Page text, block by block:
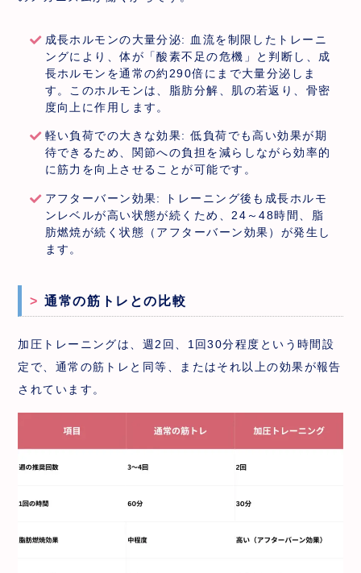
成長ホルモンの大量分泌: 血流を制限したトレーニ
ングにより、体が「酸素不足の危機」と判断し、成
長ホルモンを通常の約290倍にまで大量分泌しま
す。このホルモンは、脂肪分解、肌の若返り、骨密
度向上に作用します。
軽い負荷での大きな効果: 低負荷でも高い効果が期
待できるため、関節への負担を減らしながら効率的
に筋力を向上させることが可能です。
アフターバーン効果: トレーニング後も成長ホルモ
ンレベルが高い状態が続くため、24～48時間、脂
肪燃焼が続く状態（アフターバーン効果）が発生し
ます。
通常の筋トレとの比較
加圧トレーニングは、週2回、1回30分程度という時間設
定で、通常の筋トレと同等、またはそれ以上の効果が報告
されています。